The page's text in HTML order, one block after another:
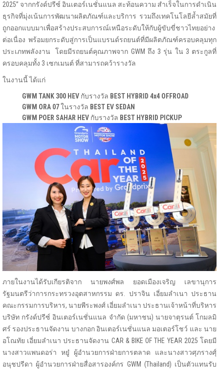
2025” จากกรังด์ปรีซ์ อินเตอร์เนชั่นแนล สะท้อนความ สำเร็จในการดำเนิน
ธุรกิจที่มุ่งเน้นการพัฒนาผลิตภัณฑ์และบริการ รวมถึงเทคโนโลยีล้ำสมัยที่
ถูกออกแบบมาเพื่อสร้างประสบการณ์เหนือระดับให้กับผู้ขับขี่ชาวไทยอย่าง
ต่อเนื่อง พร้อมยกระดับสู่การเป็นแบรนด์รถยนต์ที่มีผลิตภัณฑ์ครอบคลุมทุก
ประเภทพลังงาน โดยมีรถยนต์คุณภาพจาก GWM ถึง 3 รุ่น ใน 3 ตระกูลที่
ครอบคลุมทั้ง 3 เซกเมนต์ ที่สามารถคว้ารางวัล
ในงานนี้ ได้แก่
GWM TANK 300 HEV กับรางวัล BEST HYBRID 4x4 OFFROAD
GWM ORA 07ในรางวัล BEST EV SEDAN
GWM POER SAHAR HEV กับรางวัล BEST HYBRID PICKUP
ภายในงานได้รับเกียรติจาก นายพงศ์พล ยอดเมืองเจริญ เลขานุการ
รัฐมนตรีว่าการกระทรวงอุตสาหกรรม ดร. ปราจิน เอี่ยมลำเนา ประธาน
คณะกรรมการบริหาร, นายพีระพงศ์ เอี่ยมลําเนา ประธานเจ้าหน้าที่บริหาร
บริษัท กรังด์ปรีซ์ อินเตอร์เนชั่นแนล จำกัด (มหาชน) นายจาตุรนต์ โกมลมิ
ศร์ รองประธานจัดงาน บางกอก อินเตอร์เนชั่นแนล มอเตอร์โชว์ และ นาย
อโณทัย เอี่ยมลำเนา ประธานจัดงาน CAR & BIKE OF THE YEAR 2025 โดยมี
นางสาวแพนดอร่า หยู๋ ผู้อำนวยการฝ่ายการตลาด และนางสาวศุภรางศุ์
อนุชปรีดา ผู้อำนวยการฝ่ายสื่อสารองค์กร GWM (Thailand) เป็นตัวแทนรับ